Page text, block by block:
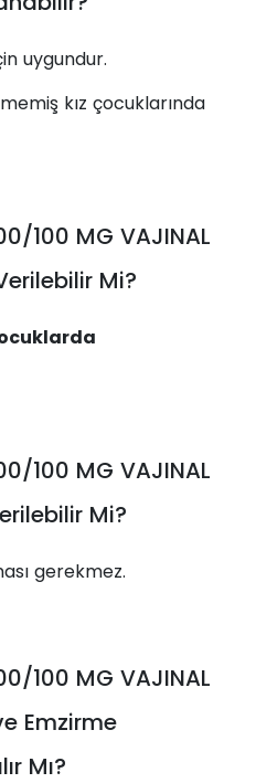
uygundur.
kız çocuklarında
100 MG VAJINAL
Mi?
100 MG VAJINAL
Mi?
gerekmez.
100 MG VAJINAL
Emzirme
Mı?